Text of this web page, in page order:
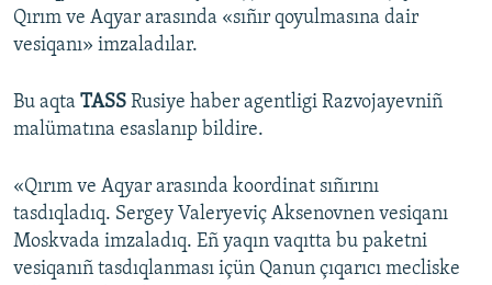
RFE/RS bütün saytları
Qırım ve Aqyar arasında «sıñır qoyulmasına dair
vesiqanı» imzaladılar.
Bu aqta TASS Rusiye haber agentligi Razvojayevniñ
malümatına esaslanıp bildire.
«Qırım ve Aqyar arasında koordinat sıñırını
tasdıqladıq. Sergey Valeryeviç Aksenovnen vesiqanı
Moskvada imzaladıq. Eñ yaqın vaqıtta bu paketni
vesiqanıñ tasdıqlanması içün Qanun çıqarıcı mecliske